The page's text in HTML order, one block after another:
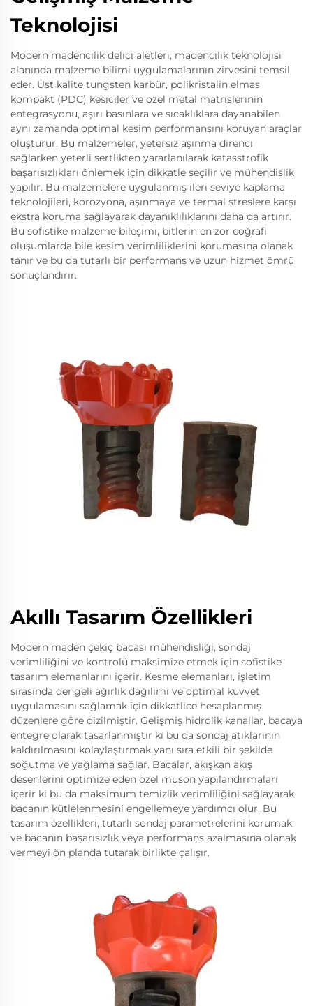
Teknolojisi
Modern madencilik delici aletleri, madencilik teknolojisi
alanında malzeme bilimi uygulamalarının zirvesini temsil
eder. Üst kalite tungsten karbür, polikristalin elmas
kompakt (PDC) kesiciler ve özel metal matrislerinin
entegrasyonu, aşırı basınlara ve sıcaklıklara dayanabilen
aynı zamanda optimal kesim performansını koruyan araçlar
oluşturur. Bu malzemeler, yetersiz aşınma direnci
sağlarken yeterli sertlikten yararlanılarak katasstrofik
başarısızlıkları önlemek için dikkatle seçilir ve mühendislik
yapılır. Bu malzemelere uygulanmış ileri seviye kaplama
teknolojileri, korozyona, aşınmaya ve termal streslere karşı
ekstra koruma sağlayarak dayanıklılıklarını daha da artırır.
Bu sofistike malzeme bileşimi, bitlerin en zor coğrafi
oluşumlarda bile kesim verimliliklerini korumasına olanak
tanır ve bu da tutarlı bir performans ve uzun hizmet ömrü
sonuçlandırır.
Akıllı Tasarım Özellikleri
Modern maden çekiç bacası mühendisliği, sondaj
verimliliğini ve kontrolü maksimize etmek için sofistike
tasarım elemanlarını içerir. Kesme elemanları, işletim
sırasında dengeli ağırlık dağılımı ve optimal kuvvet
uygulamasını sağlamak için dikkatlice hesaplanmış
düzenlere göre dizilmiştir. Gelişmiş hidrolik kanallar, bacaya
entegre olarak tasarlanmıştır ki bu da sondaj atıklarının
kaldırılmasını kolaylaştırmak yanı sıra etkili bir şekilde
soğutma ve yağlama sağlar. Bacalar, akışkan akış
desenlerini optimize eden özel muson yapılandırmaları
içerir ki bu da maksimum temizlik verimliliğini sağlayarak
bacanın kütlelenmesini engellemeye yardımcı olur. Bu
tasarım özellikleri, tutarlı sondaj parametrelerini korumak
ve bacanın başarısızlık veya performans azalmasına olanak
vermeyi ön planda tutarak birlikte çalışır.